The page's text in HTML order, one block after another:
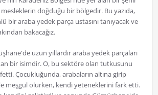
mesleklerin doğduğu bir bölgedir. Bu yazıda,
bir araba yedek parça ustasını tanıyacak ve
bakacağız.
uzun yıllardır araba yedek parçaları
bir isimdir. O, bu sektöre olan tutkusunu
Çocukluğunda, arabaların altına girip
meşgul olurken, kendi yeteneklerini fark etti.